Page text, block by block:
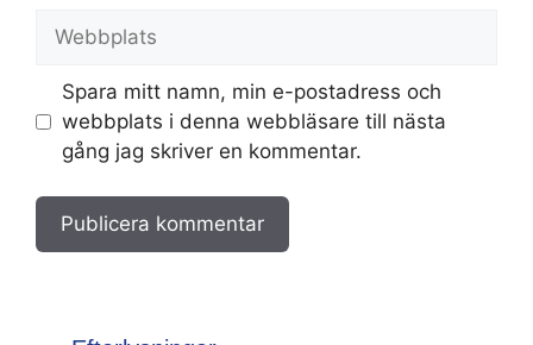
Spara mitt namn, min e-postadress och
webbplats i denna webbläsare till nästa
gång jag skriver en kommentar.